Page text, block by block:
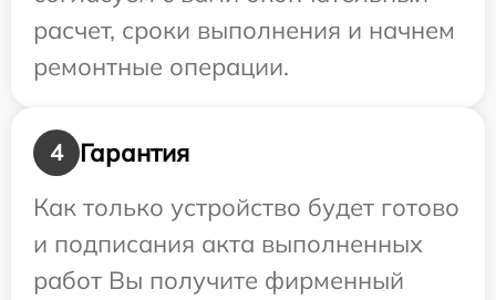
расчет, сроки выполнения и начнем
ремонтные операции.
4
Гарантия
Как только устройство будет готово
и подписания акта выполненных
работ Вы получите фирменный